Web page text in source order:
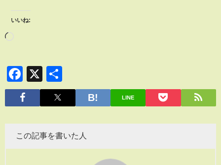
いいね:
Facebook
X
有
LINE
この記事を書いた人